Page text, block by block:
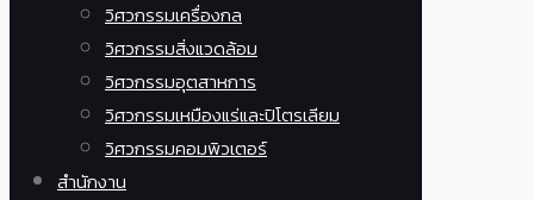
วิศวกรรมเครื่องกล
วิศวกรรมสิ่งแวดล้อม
วิศวกรรมอุตสาหการ
วิศวกรรมเหมืองแร่และปิโตรเลียม
วิศวกรรมคอมพิวเตอร์
สำนักงาน